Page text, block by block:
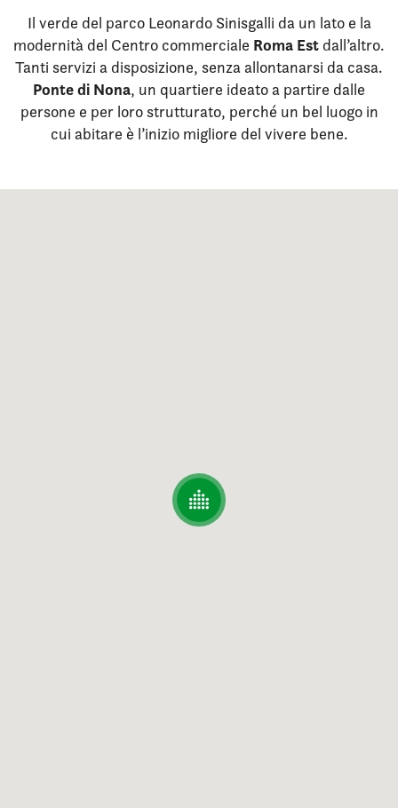
Il verde del parco Leonardo Sinisgalli da un lato e la
modernità del Centro commerciale Roma Est dall’altro.
Tanti servizi a disposizione, senza allontanarsi da casa.
Ponte di Nona, un quartiere ideato a partire dalle
persone e per loro strutturato, perché un bel luogo in
cui abitare è l’inizio migliore del vivere bene.